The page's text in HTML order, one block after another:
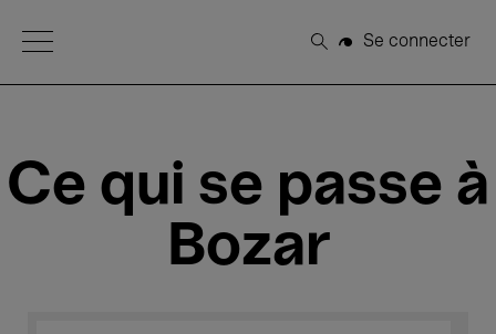
Open Menu
Rechercher
Se connecter
Ce qui se passe à
Bozar